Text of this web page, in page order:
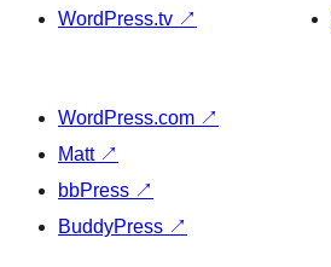
WordPress.tv ↗
WordPress.com ↗
Matt ↗
bbPress ↗
BuddyPress ↗